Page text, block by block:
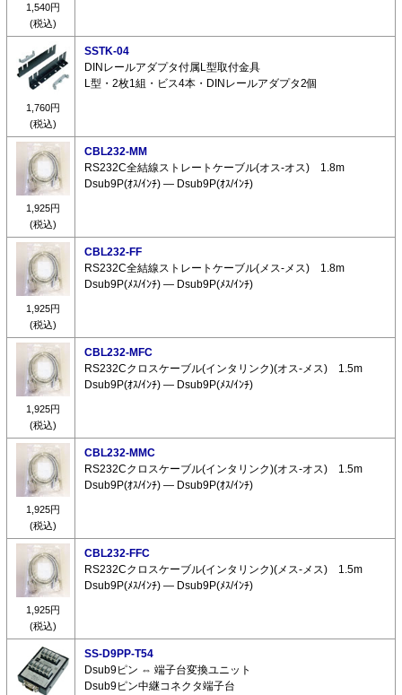
1,540円
(税込)
1,760円
(税込)
SSTK-04
DINレールアダプタ付属L型取付金具
L型・2枚1組・ビス4本・DINレールアダプタ2個
1,925円
(税込)
CBL232-MM
RS232C全結線ストレートケーブル(オス-オス) 1.8m
Dsub9P(ｵｽ/ｲﾝﾁ) ― Dsub9P(ｵｽ/ｲﾝﾁ)
1,925円
(税込)
CBL232-FF
RS232C全結線ストレートケーブル(メス-メス) 1.8m
Dsub9P(ﾒｽ/ｲﾝﾁ) ― Dsub9P(ﾒｽ/ｲﾝﾁ)
1,925円
(税込)
CBL232-MFC
RS232Cクロスケーブル(インタリンク)(オス-メス) 1.5m
Dsub9P(ｵｽ/ｲﾝﾁ) ― Dsub9P(ﾒｽ/ｲﾝﾁ)
1,925円
(税込)
CBL232-MMC
RS232Cクロスケーブル(インタリンク)(オス-オス) 1.5m
Dsub9P(ｵｽ/ｲﾝﾁ) ― Dsub9P(ｵｽ/ｲﾝﾁ)
1,925円
(税込)
CBL232-FFC
RS232Cクロスケーブル(インタリンク)(メス-メス) 1.5m
Dsub9P(ﾒｽ/ｲﾝﾁ) ― Dsub9P(ﾒｽ/ｲﾝﾁ)
SS-D9PP-T54
Dsub9ピン ⇔ 端子台変換ユニット
Dsub9ピン中継コネクタ端子台